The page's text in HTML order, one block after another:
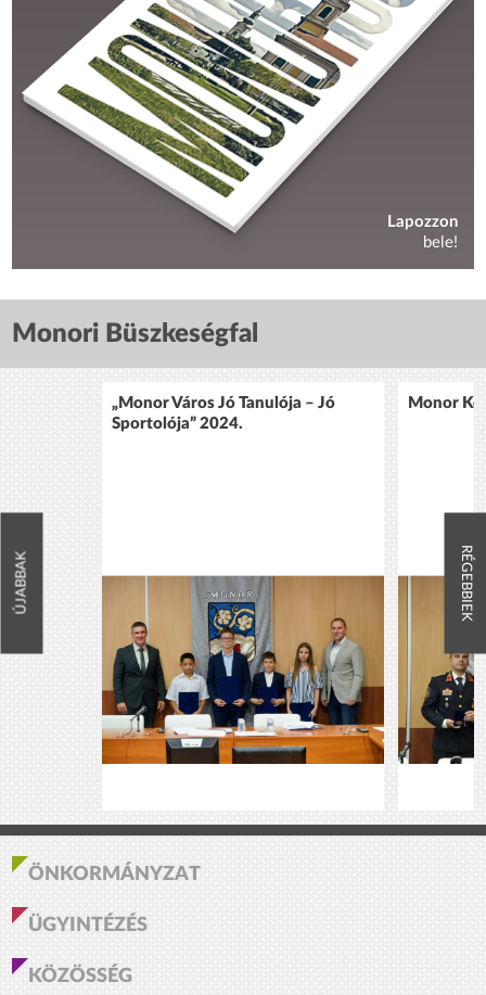
Lapozzon
bele!
Monori Büszkeségfal
ÚJABBAK
„Monor Város Jó Tanulója – Jó
Sportolója” 2024.
Monor
RÉGEBBIEK
ÖNKORMÁNYZAT
ÜGYINTÉZÉS
KÖZÖSSÉG